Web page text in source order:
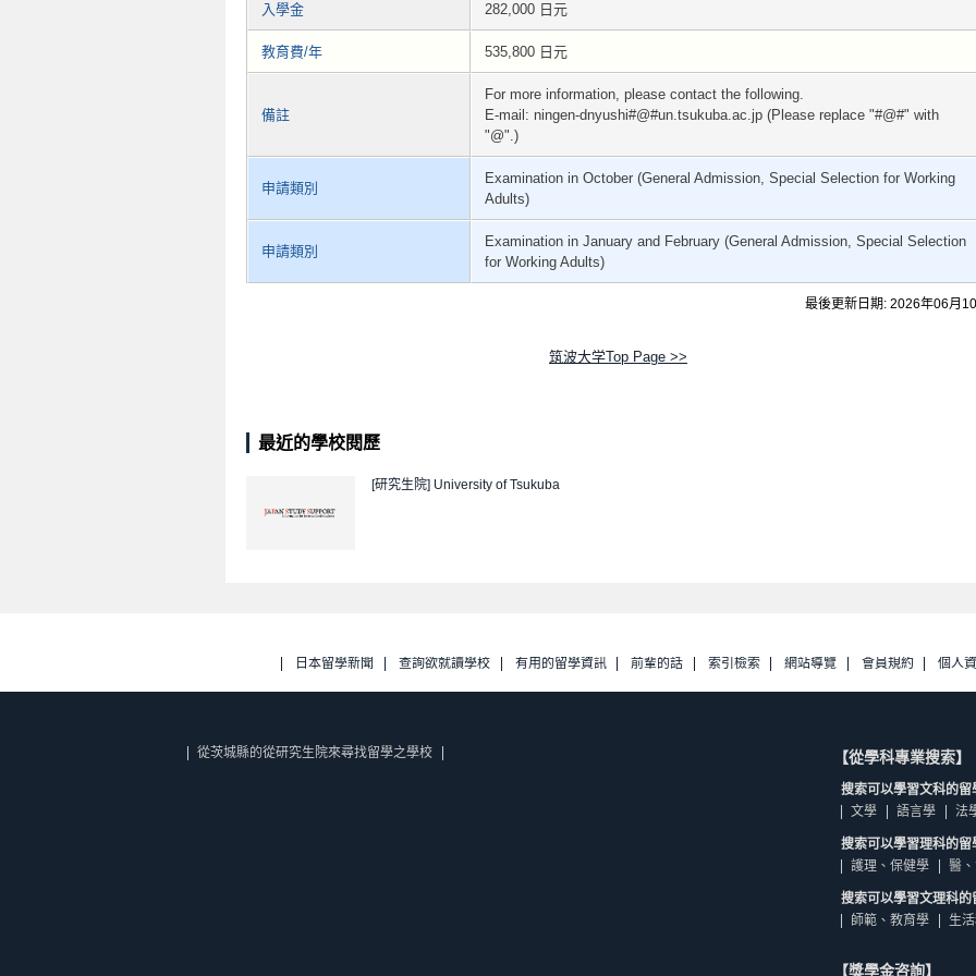
入學金 282,000 日元
教育費/年 535,800 日元
備註
For more information, please contact the following.
E-mail: ningen-dnyushi#@#un.tsukuba.ac.jp (Please replace "#@#" with
"@".)
申請類別
Examination in October (General Admission, Special Selection for Working
Adults)
申請類別
Examination in January and February (General Admission, Special Selection
for Working Adults)
最後更新日期: 2026年06月
筑波大学Top Page >>
最近的學校閱歷
[研究生院] University of Tsukuba
日本留學新聞 查詢欲就讀學校 有用的留學資訊 前輩的話 索引檢索 網站導覽 會員規約 個人
從茨城縣的從研究生院來尋找留學之學校 【從學科專業搜索】
搜索可以學習文科的留
文學
語言學 法
搜索可以學習理科的留
護理、保健學
醫
搜索可以學習文理科的
師範、教育學
生
【獎學金咨詢】